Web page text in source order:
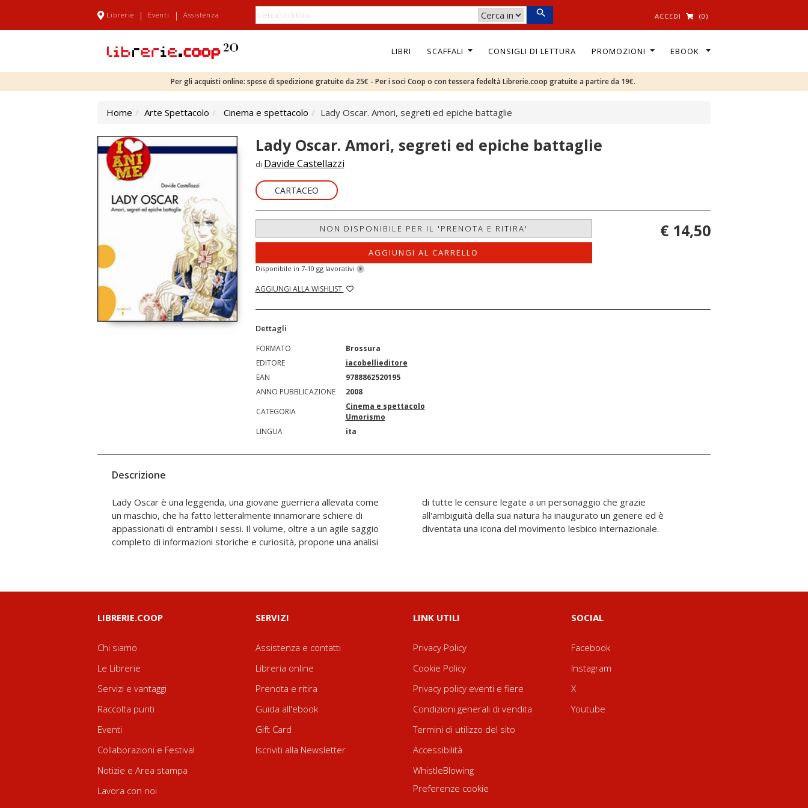
Librerie | Eventi | Assistenza ACCEDI (0)
LIBRI SCAFFALI CONSIGLI DI LETTURA PROMOZIONI EBOOK
Per gli acquisti online: spese di spedizione gratuite da 25€ - Per i soci Coop o con tessera fedeltà Librerie.coop gratuite a partire da 19€.
Home Arte Spettacolo Cinema e spettacolo Lady Oscar. Amori, segreti ed epiche battaglie
Lady Oscar. Amori, segreti ed epiche battaglie
di Davide Castellazzi
CARTACEO
NON DISPONIBILE PER IL 'PRENOTA E RITIRA'
AGGIUNGI AL CARRELLO
Disponibile in 7-10 gg lavorativi ?
AGGIUNGI ALLA WISHLIST
€ 14,50
Dettagli
FORMATO
Brossura
EDITORE
iacobellieditore
EAN
9788862520195
ANNO PUBBLICAZIONE
2008
CATEGORIA
Cinema e spettacolo
Umorismo
LINGUA
ita
Descrizione
Lady Oscar è una leggenda, una giovane guerriera allevata come
un maschio, che ha fatto letteralmente innamorare schiere di
appassionati di entrambi i sessi. Il volume, oltre a un agile saggio
completo di informazioni storiche e curiosità, propone una analisi
di tutte le censure legate a un personaggio che grazie
all'ambiguità della sua natura ha inaugurato un genere ed è
diventata una icona del movimento lesbico internazionale.
LIBRERIE.COOP
Chi siamo
Le Librerie
Servizi e vantaggi
Raccolta punti
Eventi
Collaborazioni e Festival
Notizie e Area stampa
Lavora con noi
SERVIZI
Assistenza e contatti
Libreria online
Prenota e ritira
Guida all'ebook
Gift Card
Iscriviti alla Newsletter
LINK UTILI
Privacy Policy
Cookie Policy
Privacy policy eventi e fiere
Condizioni generali di vendita
Termini di utilizzo del sito
Accessibilità
WhistleBlowing
Preferenze cookie
SOCIAL
Facebook
Instagram
X
Youtube